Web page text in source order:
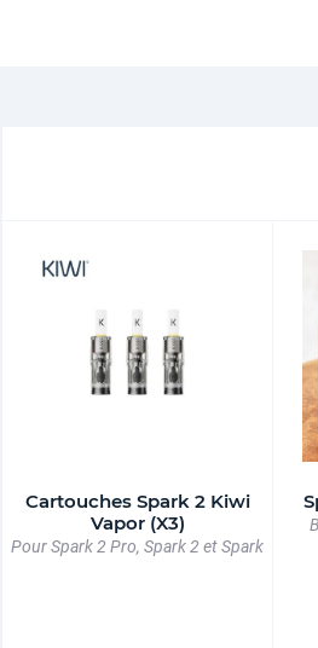
Cartouches Spark 2 Kiwi
Vapor (X3)
Pour Spark 2 Pro, Spark 2 et Spark